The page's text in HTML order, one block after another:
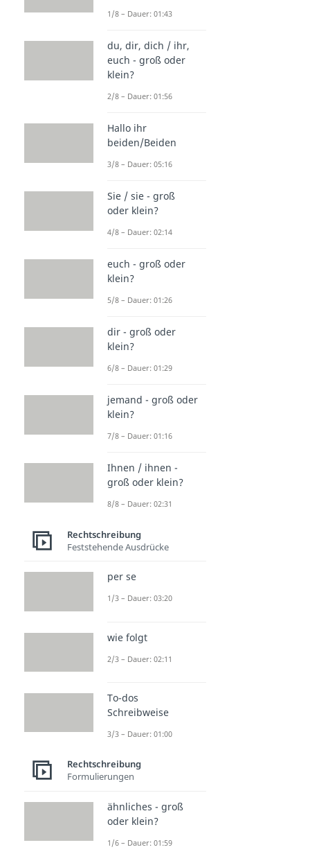
1/8 – Dauer: 01:43
du, dir, dich / ihr,
euch - groß oder
klein?
2/8 – Dauer: 01:56
Hallo ihr
beiden/Beiden
3/8 – Dauer: 05:16
Sie / sie - groß
oder klein?
4/8 – Dauer: 02:14
euch - groß oder
klein?
5/8 – Dauer: 01:26
dir - groß oder
klein?
6/8 – Dauer: 01:29
jemand - groß oder
klein?
7/8 – Dauer: 01:16
Ihnen / ihnen -
groß oder klein?
8/8 – Dauer: 02:31
Rechtschreibung
Feststehende Ausdrücke
per se
1/3 – Dauer: 03:20
wie folgt
2/3 – Dauer: 02:11
To-dos
Schreibweise
3/3 – Dauer: 01:00
Rechtschreibung
Formulierungen
ähnliches - groß
oder klein?
1/6 – Dauer: 01:59